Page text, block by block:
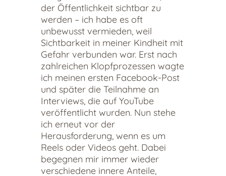
der Öffentlichkeit sichtbar zu
werden – ich habe es oft
unbewusst vermieden, weil
Sichtbarkeit in meiner Kindheit mit
Gefahr verbunden war. Erst nach
zahlreichen Klopfprozessen wagte
ich meinen ersten Facebook-Post
und später die Teilnahme an
Interviews, die auf YouTube
veröffentlicht wurden. Nun stehe
ich erneut vor der
Herausforderung, wenn es um
Reels oder Videos geht. Dabei
begegnen mir immer wieder
verschiedene innere Anteile,